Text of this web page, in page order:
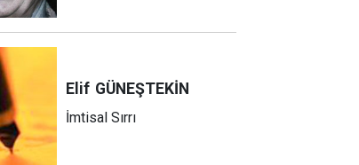
Elif GÜNEŞTEKİN
İmtisal Sırrı